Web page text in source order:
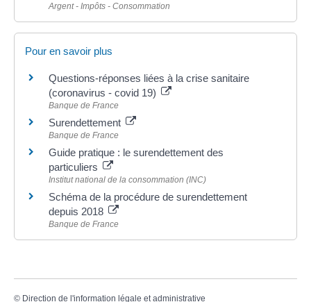
Argent - Impôts - Consommation
Pour en savoir plus
Questions-réponses liées à la crise sanitaire
(coronavirus - covid 19)
Banque de France
Surendettement
Banque de France
Guide pratique : le surendettement des
particuliers
Institut national de la consommation (INC)
Schéma de la procédure de surendettement
depuis 2018
Banque de France
© Direction de l'information légale et administrative